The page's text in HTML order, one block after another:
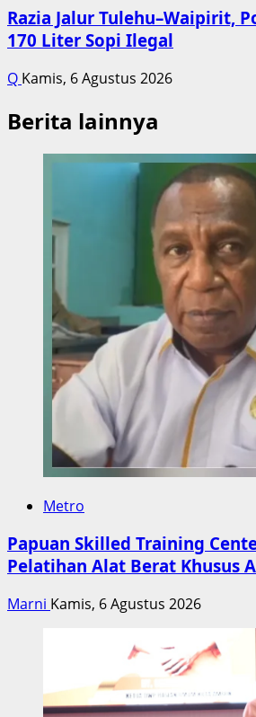
Razia Jalur Tulehu–Waipirit,
170 Liter Sopi Ilegal
Q Kamis, 6 Agustus 2026
Berita lainnya
Metro
Papuan Skilled Training
Pelatihan Alat Berat Khusus
Marni Kamis, 6 Agustus 2026